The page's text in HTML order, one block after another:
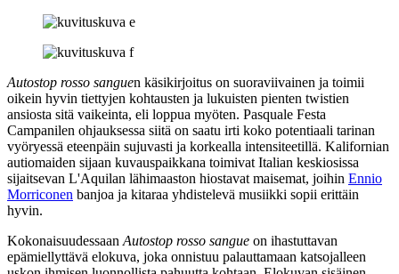
Autostop rosso sanguen käsikirjoitus on suoraviivainen ja toimii
oikein hyvin tiettyjen kohtausten ja lukuisten pienten twistien
ansiosta sitä vaikeinta, eli loppua myöten. Pasquale Festa
Campanilen ohjauksessa siitä on saatu irti koko potentiaali tarinan
vyöryessä eteenpäin sujuvasti ja korkealla intensiteetillä. Kalifornian
autiomaiden sijaan kuvauspaikkana toimivat Italian keskiosissa
sijaitsevan L'Aquilan lähimaaston hiostavat maisemat, joihin Ennio
Morriconen banjoa ja kitaraa yhdistelevä musiikki sopii erittäin
hyvin.
Kokonaisuudessaan Autostop rosso sangue on ihastuttavan
epämiellyttävä elokuva, joka onnistuu palauttamaan katsojalleen